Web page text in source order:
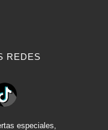
REDES
especiales,